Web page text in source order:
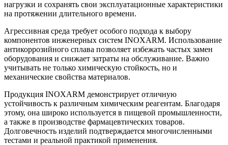
нагрузки и сохранять свои эксплуатационные характеристики
на протяжении длительного времени.
Агрессивная среда требует особого подхода к выбору
компонентов инженерных систем INOXARM. Использование
антикоррозийного сплава позволяет избежать частых замен
оборудования и снижает затраты на обслуживание. Важно
учитывать не только химическую стойкость, но и
механические свойства материалов.
Продукция INOXARM демонстрирует отличную
устойчивость к различным химическим реагентам. Благодаря
этому, она широко используется в пищевой промышленности,
а также в производстве фармацевтических товаров.
Долговечность изделий подтверждается многочисленными
тестами и реальной практикой применения.